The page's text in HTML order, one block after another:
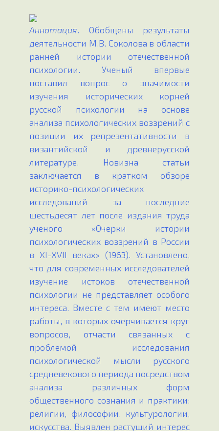
Аннотация. Обобщены результаты
деятельности М.В. Соколова в области
ранней истории отечественной
психологии. Ученый впервые
поставил вопрос о значимости
изучения исторических корней
русской психологии на основе
анализа психологических воззрений с
позиции их репрезентативности в
византийской и древнерусской
литературе. Новизна статьи
заключается в кратком обзоре
историко-психологических
исследований за последние
шестьдесят лет после издания труда
ученого «Очерки истории
психологических воззрений в России
в XI-XVII веках» (1963). Установлено,
что для современных исследователей
изучение истоков отечественной
психологии не представляет особого
интереса. Вместе с тем имеют место
работы, в которых очерчивается круг
вопросов, отчасти связанных с
проблемой исследования
психологической мысли русского
средневекового периода посредством
анализа различных форм
общественного сознания и практики:
религии, философии, культурологии,
искусства. Выявлен растущий интерес